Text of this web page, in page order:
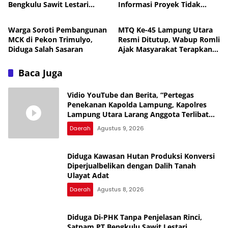
Bengkulu Sawit Lestari
Informasi Proyek Tidak
Daerah
Warga Soroti Pembangunan
MCK di Pekon Trimulyo,
Diduga Salah Sasaran
Daerah
MTQ Ke-45 Lampung Utara
Resmi Ditutup, Wabup Romli
Ajak Masyarakat Terapkan
Baca Juga
Vidio YouTube dan Berita, “Pertegas
Penekanan Kapolda Lampung, Kapolres
Lampung Utara Larang Anggota Terlibat
Narkoba, Judol, KDRT dan Perselingkuhan”
Daerah Agustus 9, 2026
Diduga Kawasan Hutan Produksi Konversi
Diperjualbelikan dengan Dalih Tanah
Ulayat Adat
Daerah Agustus 8, 2026
Diduga Di-PHK Tanpa Penjelasan Rinci,